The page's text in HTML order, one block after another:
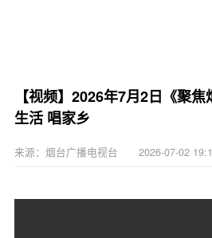
【视频】2026年7月2日《聚
生活 唱家乡
来源：烟台广播电视台 2026-07-02